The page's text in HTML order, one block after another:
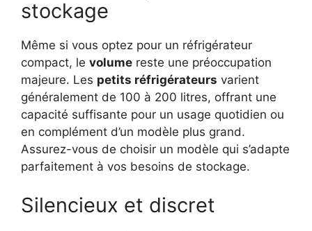
stockage
Même si vous optez pour un réfrigérateur
compact, le volume reste une préoccupation
majeure. Les petits réfrigérateurs varient
généralement de 100 à 200 litres, offrant une
capacité suffisante pour un usage quotidien ou
en complément d’un modèle plus grand.
Assurez-vous de choisir un modèle qui s’adapte
parfaitement à vos besoins de stockage.
Silencieux et discret